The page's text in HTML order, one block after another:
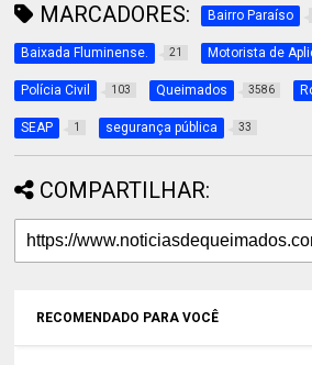
MARCADORES: Bairro Paraíso
Baixada Fluminense. 21 Motorista de
Polícia Civil 103 Queimados 3586
SEAP 1 segurança pública 33
COMPARTILHAR:
RECOMENDADO PARA VOCÊ